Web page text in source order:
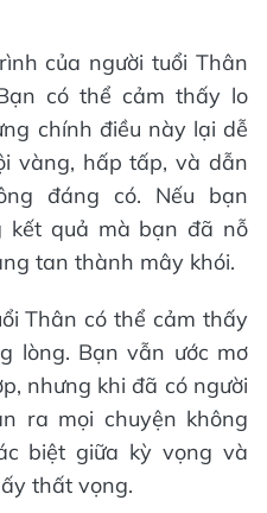
của người tuổi Thân
có thể cảm thấy lo
chính điều này lại dễ
vàng, hấp tấp, và dẫn
đáng có. Nếu bạn
kết quả mà bạn đã nỗ
tan thành mây khói.
Thân có thể cảm thấy
lòng. Bạn vẫn ước mơ
nhưng khi đã có người
ra mọi chuyện không
biệt giữa kỳ vọng và
thất vọng.